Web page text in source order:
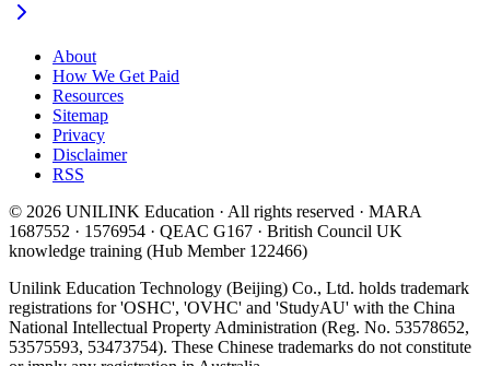
About
How We Get Paid
Resources
Sitemap
Privacy
Disclaimer
RSS
© 2026 UNILINK Education · All rights reserved · MARA
1687552 · 1576954 · QEAC G167 · British Council UK
knowledge training (Hub Member 122466)
Unilink Education Technology (Beijing) Co., Ltd. holds trademark
registrations for 'OSHC', 'OVHC' and 'StudyAU' with the China
National Intellectual Property Administration (Reg. No. 53578652,
53575593, 53473754). These Chinese trademarks do not constitute